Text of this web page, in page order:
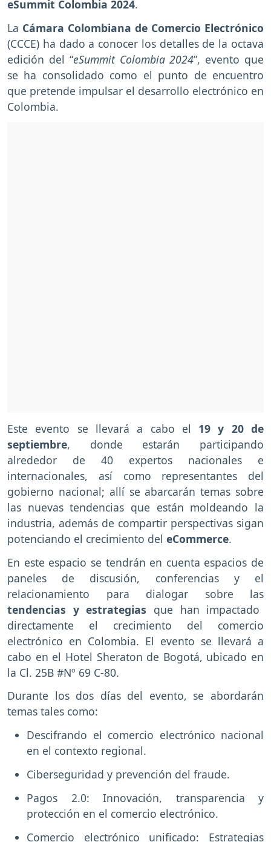
eSummit Colombia 2024.
La Cámara Colombiana de Comercio Electrónico
(CCCE) ha dado a conocer los detalles de la octava
edición del “eSummit Colombia 2024”, evento que
se ha consolidado como el punto de encuentro
que pretende impulsar el desarrollo electrónico en
Colombia.
Este evento se llevará a cabo el 19 y 20 de
septiembre, donde estarán participando
alrededor de 40 expertos nacionales e
internacionales, así como representantes del
gobierno nacional; allí se abarcarán temas sobre
las nuevas tendencias que están moldeando la
industria, además de compartir perspectivas sigan
potenciando el crecimiento del eCommerce.
En este espacio se tendrán en cuenta espacios de
paneles de discusión, conferencias y el
relacionamiento para dialogar sobre las
tendencias y estrategias que han impactado
directamente el crecimiento del comercio
electrónico en Colombia. El evento se llevará a
cabo en el Hotel Sheraton de Bogotá, ubicado en
la Cl. 25B #Nº 69 C-80.
Durante los dos días del evento, se abordarán
temas tales como:
Descifrando el comercio electrónico nacional
en el contexto regional.
Ciberseguridad y prevención del fraude.
Pagos 2.0: Innovación, transparencia y
protección en el comercio electrónico.
Comercio electrónico unificado: Estrategias